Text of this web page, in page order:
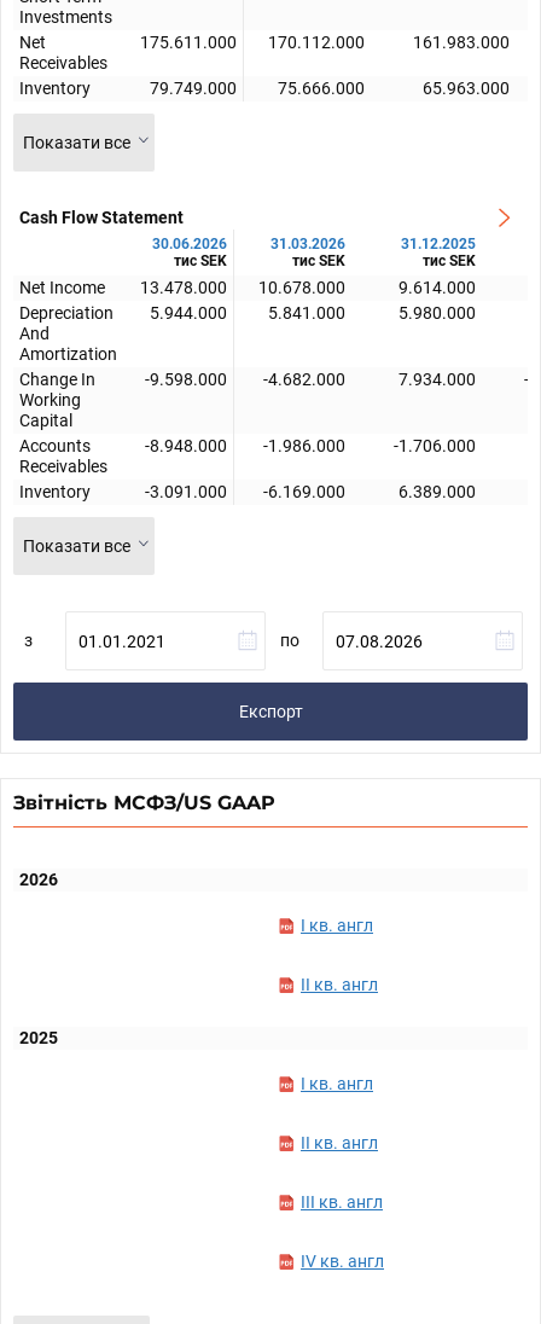
Investments
Net
Receivables
175.611.000 170.112.000 161.983.000
Inventory 79.749.000 75.666.000 65.963.000
Показати все
Cash Flow Statement
30.06.2026
тис SEK
31.03.2026
тис SEK
31.12.2025
тис SEK
Net Income 13.478.000 10.678.000 9.614.000
Depreciation
And
Amortization
5.944.000 5.841.000 5.980.000
Change In
Working
Capital
-9.598.000 -4.682.000 7.934.000 -
Accounts
Receivables
-8.948.000 -1.986.000 -1.706.000
Inventory -3.091.000 -6.169.000 6.389.000
Показати все
з по
Експорт
Звітність МСФЗ/US GAAP
2026
I кв. англ
II кв. англ
2025
I кв. англ
II кв. англ
III кв. англ
IV кв. англ